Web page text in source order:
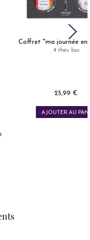
"ma journée en thé bio"
AJOUTER AU PANIER